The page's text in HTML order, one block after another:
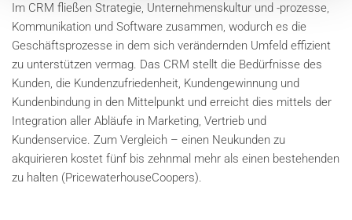
Im CRM fließen Strategie, Unternehmenskultur und -prozesse,
Kommunikation und Software zusammen, wodurch es die
Geschäftsprozesse in dem sich verändernden Umfeld effizient
zu unterstützen vermag. Das CRM stellt die Bedürfnisse des
Kunden, die Kundenzufriedenheit, Kundengewinnung und
Kundenbindung in den Mittelpunkt und erreicht dies mittels der
Integration aller Abläufe in Marketing, Vertrieb und
Kundenservice. Zum Vergleich – einen Neukunden zu
akquirieren kostet fünf bis zehnmal mehr als einen bestehenden
zu halten (PricewaterhouseCoopers).